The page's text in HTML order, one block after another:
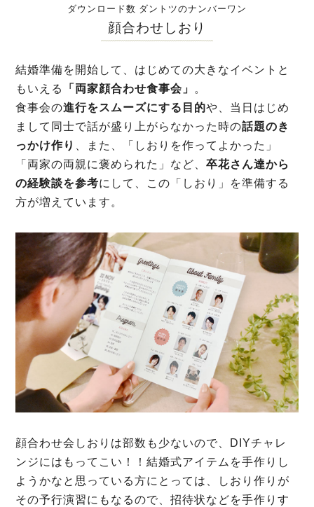
ダウンロード数 ダントツのナンバーワン
顔合わせしおり
結婚準備を開始して、はじめての大きなイベントと
もいえる
「両家顔合わせ食事会」 。
食事会の進行をスムーズにする目的や、当日はじめ
まして同士で話が盛り上がらなかった時の話題のき
っかけ作り
、また、「しおりを作ってよかった」
「両家の両親に褒められた」など、卒花さん達から
の経験談を参考にして、この「しおり」を準備する
方が増えています。
顔合わせ会しおりは部数も少ないので、DIYチャレ
ンジにはもってこい！！結婚式アイテムを手作りし
ようかなと思っている方にとっては、しおり作りが
その予行演習にもなるので、招待状などを手作りす